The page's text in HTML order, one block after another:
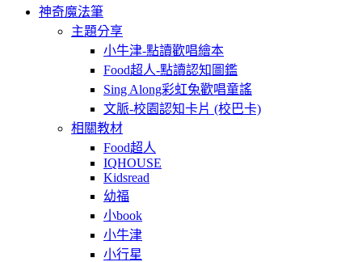
神奇魔法筆
主題分享
小牛津-點讀歡唱繪本
Food超人-點讀認知圖鑑
Sing Along彩虹兔歡唱童謠
文脈-校園認知卡片 (校巴卡)
相關教材
Food超人
IQHOUSE
Kidsread
幼福
小book
小牛津
小行星